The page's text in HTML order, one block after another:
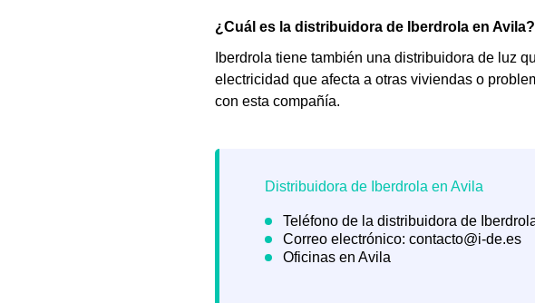
¿Cuál es la distribuidora de Iberdrola en Avila?
Iberdrola tiene también una distribuidora de luz
electricidad que afecta a otras viviendas o
con esta compañía.